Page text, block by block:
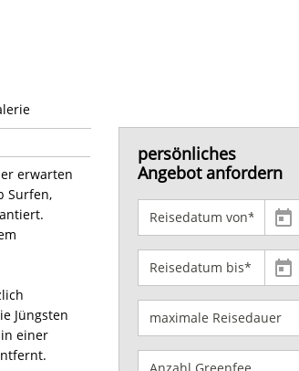
erwarten
Surfen,
Jüngsten
einer
persönliches
Angebot anfordern